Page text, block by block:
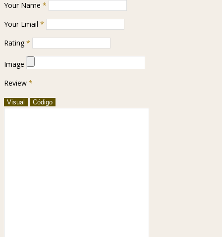
Your Name *
Your Email *
Rating *
Image
Review *
Visual Código